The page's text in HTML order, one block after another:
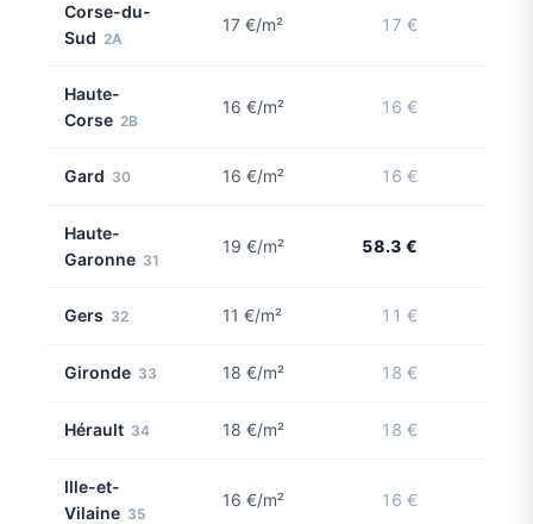
Corse-du-
Sud 2A
17 €/m² 17 €
Haute-
Corse 2B
16 €/m² 16 €
Gard 30 16 €/m² 16 €
Haute-
Garonne 31
19 €/m² 58.3 €
Gers 32 11 €/m² 11 €
Gironde 33 18 €/m² 18 €
Hérault 34 18 €/m² 18 €
Ille-et-
Vilaine 35
16 €/m² 16 €